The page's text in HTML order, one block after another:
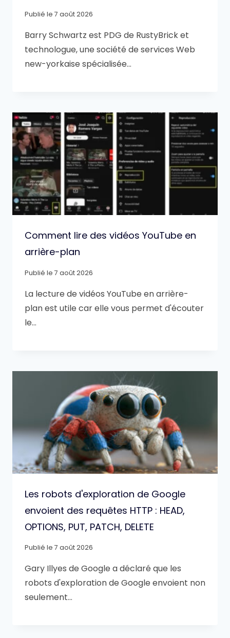
Publié le 7 août 2026
Barry Schwartz est PDG de RustyBrick et
technologue, une société de services Web
new-yorkaise spécialisée…
Comment lire des vidéos YouTube en
arrière-plan
Publié le 7 août 2026
La lecture de vidéos YouTube en arrière-
plan est utile car elle vous permet d'écouter
le…
Les robots d'exploration de Google
envoient des requêtes HTTP : HEAD,
OPTIONS, PUT, PATCH, DELETE
Publié le 7 août 2026
Gary Illyes de Google a déclaré que les
robots d'exploration de Google envoient non
seulement…